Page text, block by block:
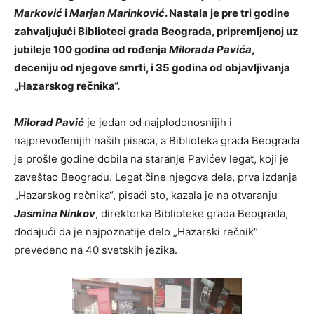
MarkovićiMarjan Marinković. Nastala je pre tri godine
zahvaljujući Biblioteci grada Beograda, pripremljenoj uz
jubileje 100 godina od rođenja Milorada Pavića,
deceniju od njegove smrti, i 35 godina od objavljivanja
„Hazarskog rečnika“.
Milorad Pavić je jedan od najplodonosnijih i
najprevođenijih naših pisaca, a Biblioteka grada Beograda
je prošle godine dobila na staranje Pavićev legat, koji je
zaveštao Beogradu. Legat čine njegova dela, prva izdanja
„Hazarskog rečnika“, pisaći sto, kazala je na otvaranju
Jasmina Ninkov, direktorka Biblioteke grada Beograda,
dodajući da je najpoznatije delo „Hazarski rečnik“
prevedeno na 40 svetskih jezika.